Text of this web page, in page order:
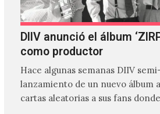
DIIV anunció el álbum
como productor
Hace algunas semanas DIIV
lanzamiento de un nuevo álbum
cartas aleatorias a sus fans